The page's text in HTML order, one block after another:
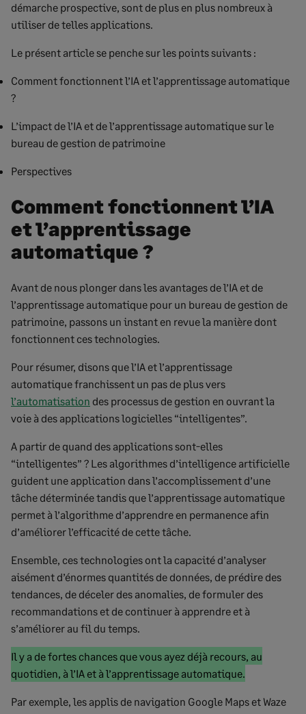
démarche prospective, sont de plus en plus nombreux à
utiliser de telles applications.
Le présent article se penche sur les points suivants :
Comment fonctionnent l’IA et l’apprentissage automatique
?
L’impact de l’IA et de l’apprentissage automatique sur le
bureau de gestion de patrimoine
Perspectives
Comment fonctionnent l’IA
et l’apprentissage
automatique ?
Avant de nous plonger dans les avantages de l’IA et de
l’apprentissage automatique pour un bureau de gestion de
patrimoine, passons un instant en revue la manière dont
fonctionnent ces technologies.
Pour résumer, disons que l’IA et l’apprentissage
automatique franchissent un pas de plus vers
l’automatisation des processus de gestion en ouvrant la
voie à des applications logicielles “intelligentes”.
A partir de quand des applications sont-elles
“intelligentes” ? Les algorithmes d’intelligence artificielle
guident une application dans l’accomplissement d’une
tâche déterminée tandis que l’apprentissage automatique
permet à l’algorithme d’apprendre en permanence afin
d’améliorer l’efficacité de cette tâche.
Ensemble, ces technologies ont la capacité d’analyser
aisément d’énormes quantités de données, de prédire des
tendances, de déceler des anomalies, de formuler des
recommandations et de continuer à apprendre et à
s’améliorer au fil du temps.
Début
du
marqué
Il y a de fortes chances que vous ayez déjà recours, au
quotidien, à l’IA et à l’apprentissage automatique.
texte
Par exemple, les applis de navigation Google Maps et Waze